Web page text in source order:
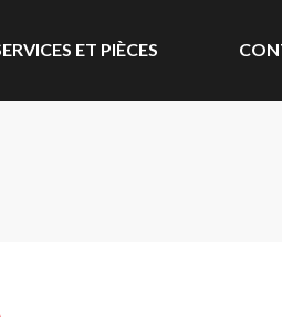
ET PIÈCES